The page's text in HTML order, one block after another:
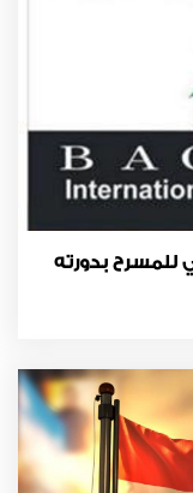
للمسرح بدورته